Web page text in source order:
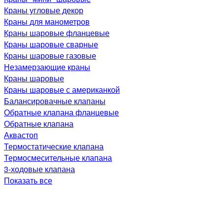
Краны угловые декор
Краны для манометров
Краны шаровые фланцевые
Краны шаровые сварные
Краны шаровые газовые
Незамерзающие краны
Краны шаровые
Краны шаровые с американкой
Балансировачные клапаны
Обратные клапана фланцевые
Обратные клапана
Аквастоп
Термостатические клапана
Термосмесительные клапана
3-ходовые клапана
Показать все